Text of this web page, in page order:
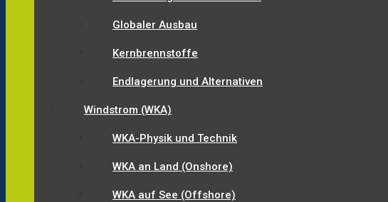
Globaler Ausbau
Kernbrennstoffe
Endlagerung und Alternativen
Windstrom (WKA)
WKA-Physik und Technik
WKA an Land (Onshore)
WKA auf See (Offshore)